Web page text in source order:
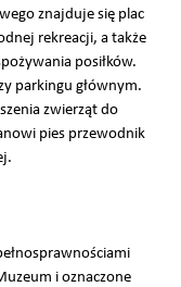
znajduje się plac
rekreacji, a także
posiłków.
parkingu głównym.
zwierząt do
pies przewodnik
i oznaczone